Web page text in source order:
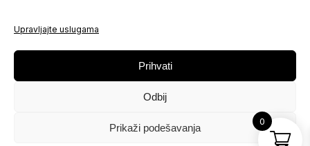
Upravljajte uslugama
Prihvati
Odbij
Prikaži podešavanja
Politika privatnosti
PRATITE NAS
Instagram
0